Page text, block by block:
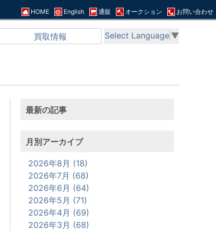
HOME English 通販 オークション お問い合わせ
買取情報 Select Language ▼
最新の記事
月別アーカイブ
2026年8月 (18)
2026年7月 (68)
2026年6月 (64)
2026年5月 (71)
2026年4月 (69)
2026年3月 (68)